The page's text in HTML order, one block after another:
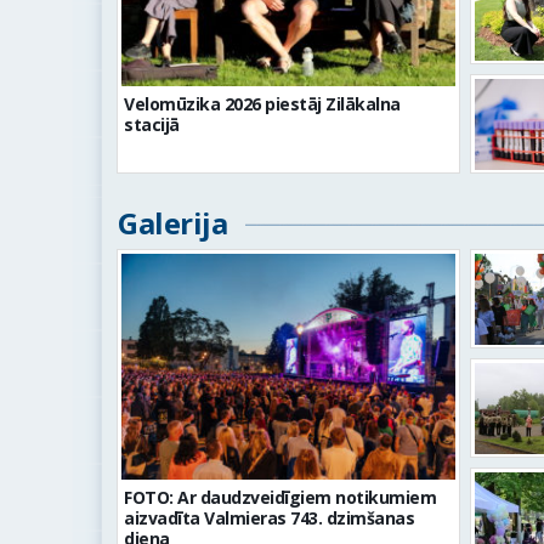
Velomūzika 2026 piestāj Zilākalna
stacijā
Galerija
FOTO: Ar daudzveidīgiem notikumiem
aizvadīta Valmieras 743. dzimšanas
diena